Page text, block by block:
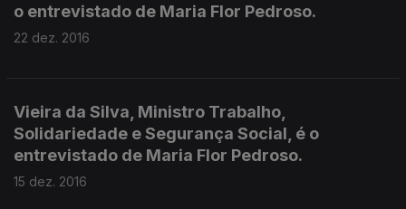
o entrevistado de Maria Flor Pedroso.
22 dez. 2016
Vieira da Silva, Ministro Trabalho,
Solidariedade e Segurança Social, é o
entrevistado de Maria Flor Pedroso.
15 dez. 2016